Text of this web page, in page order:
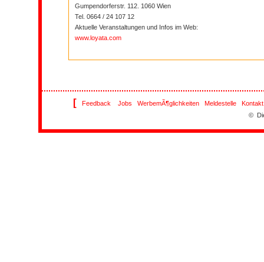
Gumpendorferstr. 112. 1060 Wien
Tel. 0664 / 24 107 12
Aktuelle Veranstaltungen und Infos im Web:
www.loyata.com
[ Feedback Jobs WerbemÃ¶glichkeiten Meldestelle
Kontakt
©